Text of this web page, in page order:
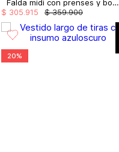
Falda midi con prenses y bolsillos
$ 359.900
$ 305.915
20%